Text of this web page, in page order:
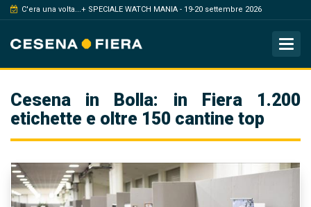
C'era una volta...+ SPECIALE WATCH MANIA - 19-20 settembre 2026
Cesena in Bolla: in Fiera 1.200
etichette e oltre 150 cantine top